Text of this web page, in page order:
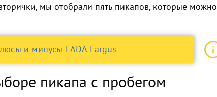
мы отобрали пять пикапов, которые можно
и минусы LADA Largus
пикапа с пробегом